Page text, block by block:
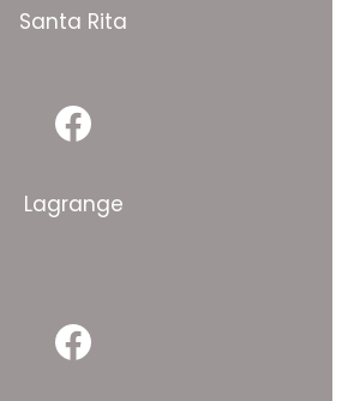
Santa Rita
Facebook
Lagrange
Facebook